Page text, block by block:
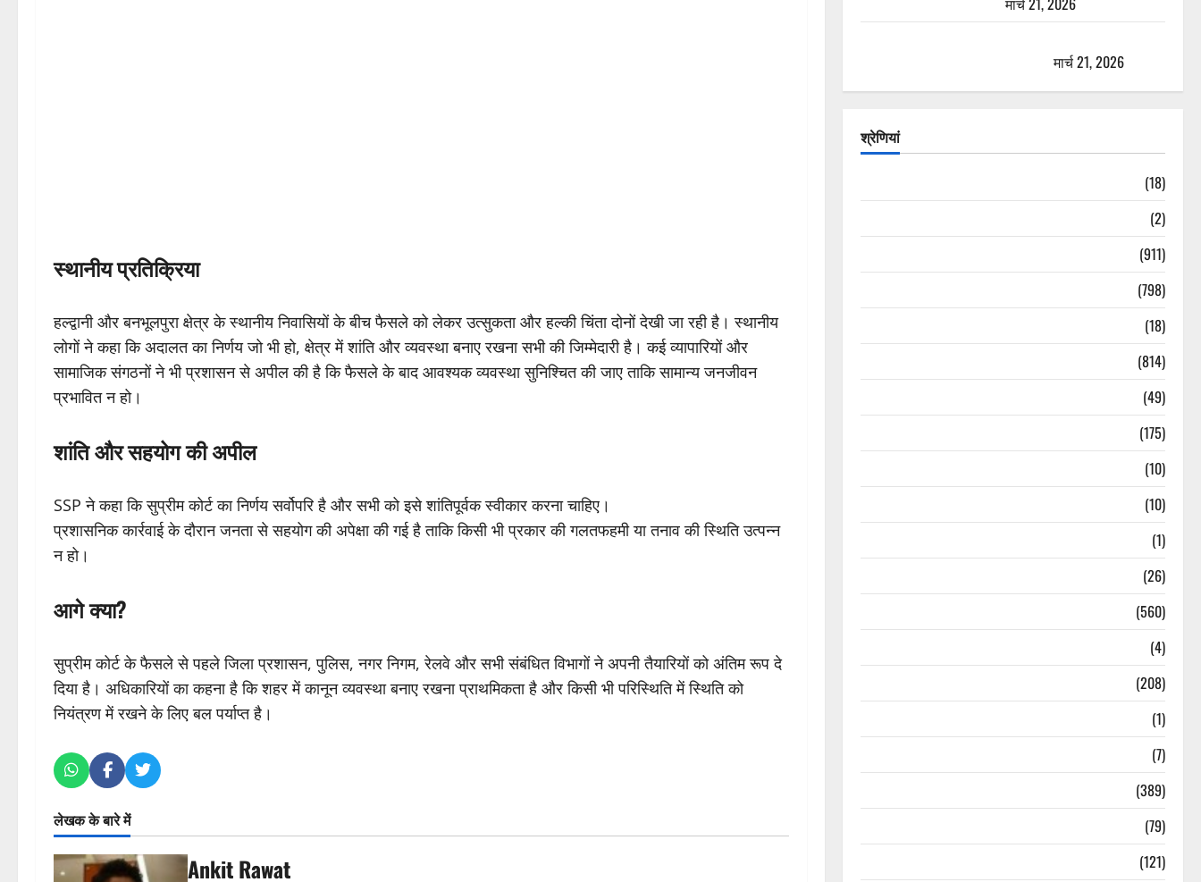
स्थानीय प्रतिक्रिया
हल्द्वानी और बनभूलपुरा क्षेत्र के स्थानीय निवासियों के बीच फैसले को लेकर उत्सुकता और हल्की चिंता दोनों देखी जा रही है। स्थानीय
लोगों ने कहा कि अदालत का निर्णय जो भी हो, क्षेत्र में शांति और व्यवस्था बनाए रखना सभी की जिम्मेदारी है। कई व्यापारियों और
सामाजिक संगठनों ने भी प्रशासन से अपील की है कि फैसले के बाद आवश्यक व्यवस्था सुनिश्चित की जाए ताकि सामान्य जनजीवन
प्रभावित न हो।
शांति और सहयोग की अपील
SSP ने कहा कि सुप्रीम कोर्ट का निर्णय सर्वोपरि है और सभी को इसे शांतिपूर्वक स्वीकार करना चाहिए।
प्रशासनिक कार्रवाई के दौरान जनता से सहयोग की अपेक्षा की गई है ताकि किसी भी प्रकार की गलतफहमी या तनाव की स्थिति उत्पन्न
न हो।
आगे क्या?
सुप्रीम कोर्ट के फैसले से पहले जिला प्रशासन, पुलिस, नगर निगम, रेलवे और सभी संबंधित विभागों ने अपनी तैयारियों को अंतिम रूप दे
दिया है। अधिकारियों का कहना है कि शहर में कानून व्यवस्था बनाए रखना प्राथमिकता है और किसी भी परिस्थिति में स्थिति को
नियंत्रण में रखने के लिए बल पर्याप्त है।
लेखक के बारे में
Ankit Rawat
मार्च 21, 2026
श्रेणियां
(18)
(2)
(911)
(798)
(18)
(814)
(49)
(175)
(10)
(10)
(1)
(26)
(560)
(4)
(208)
(1)
(7)
(389)
(79)
(121)